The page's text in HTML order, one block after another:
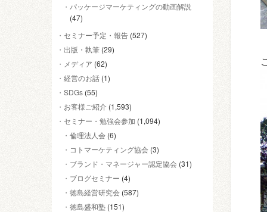
パッケージマーケティングの動画解説
(47)
セミナー予定・報告 (527)
出版・執筆 (29)
メディア (62)
経営のお話 (1)
SDGs (55)
お客様ご紹介 (1,593)
セミナー・勉強会参加 (1,094)
倫理法人会 (6)
コトマーケティング協会 (3)
ブランド・マネージャー認定協会 (31)
ブログセミナー (4)
徳島経営研究会 (587)
徳島盛和塾 (151)